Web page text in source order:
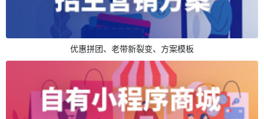
优惠拼团、老带新裂变、方案模板